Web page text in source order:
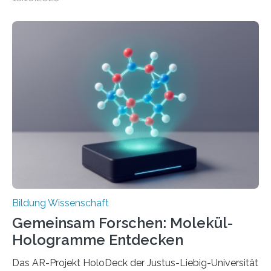
häufiger zu bahnbrechenden Innovationen führen und
Erfindungen entstehen besonders dann, wenn
Wissenskategorien verschwimmen. Das zeigt neue
Forschung von Gianluca Carnabuci, Professor of
Organizational Behavior an der ESMT Berlin, und
Balázs Kovács, Professor an der Yale School of
Management. Die Forscher kommen zu dem Schluss,
dass Patente…
Bildung Wissenschaft
Gemeinsam Forschen: Molekül-
Hologramme Entdecken
Das AR-Projekt HoloDeck der Justus-Liebig-Universität